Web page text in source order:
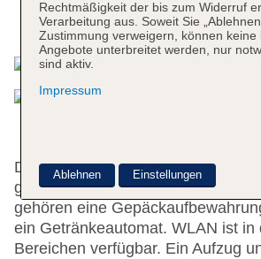
Das bietet Ihre
Das freundliche Personal an der
gerne bei allen Fragen behilflich.
gehören eine
ein Getränkeautomat. WLAN ist in
Bereichen verfügbar. Ein Aufzug
Rechtmäßigkeit der bis zum Widerruf
Verarbeitung aus. Soweit Sie
Zustimmung verweigern, können keine
Angebote unterbreitet werden, nur
sind aktiv.
Impressum
Ablehnen Einstellungen